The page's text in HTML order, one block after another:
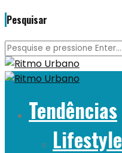
Pesquisar
Tendências
Lifestyle